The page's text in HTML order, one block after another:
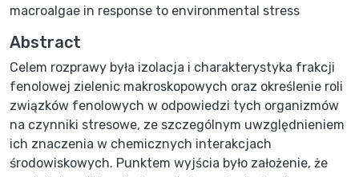
macroalgae in response to environmental stress
Abstract
Celem rozprawy była izolacja i charakterystyka frakcji
fenolowej zielenic makroskopowych oraz określenie roli
związków fenolowych w odpowiedzi tych organizmów
na czynniki stresowe, ze szczególnym uwzględnieniem
ich znaczenia w chemicznych interakcjach
środowiskowych. Punktem wyjścia było założenie, że